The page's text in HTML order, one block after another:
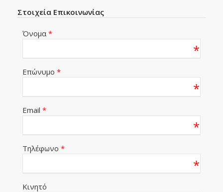
Στοιχεία Επικοινωνίας
Όνομα *
*
Επώνυμο *
*
Email *
*
Τηλέφωνο *
*
Κινητό